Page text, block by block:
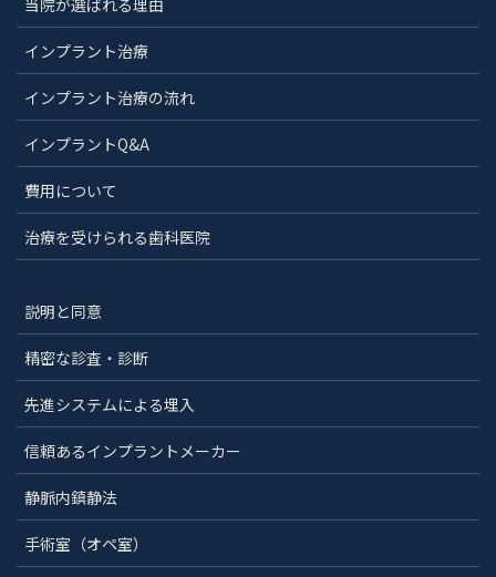
インプラント治療
インプラント治療の流れ
インプラントQ&A
費用について
治療を受けられる歯科医院
説明と同意
精密な診査・診断
先進システムによる埋入
信頼あるインプラントメーカー
静脈内鎮静法
手術室（オペ室）